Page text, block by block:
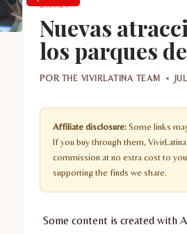
DISNEY
Nuevas
los parques
POR THE VIVIRLATINA TEAM
Affiliate disclosure: Some links
If you buy through them,
commission at no extra cost to
supporting the finds we share.
Some content is created with